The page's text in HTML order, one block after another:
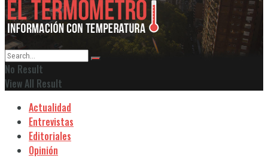
No Result
View All Result
Actualidad
Entrevistas
Editoriales
Opinión